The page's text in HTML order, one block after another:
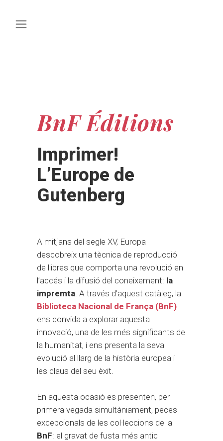
BnF Éditions
Imprimer!
L’Europe de
Gutenberg
A mitjans del segle XV, Europa
descobreix una tècnica de reproducció
de llibres que comporta una revolució en
l’accés i la difusió del coneixement: la
impremta. A través d’aquest catàleg, la
Biblioteca Nacional de França (BnF)
ens convida a explorar aquesta
innovació, una de les més significants de
la humanitat, i ens presenta la seva
evolució al llarg de la història europea i
les claus del seu èxit.
En aquesta ocasió es presenten, per
primera vegada simultàniament, peces
excepcionals de les col·leccions de la
BnF: el gravat de fusta més antic